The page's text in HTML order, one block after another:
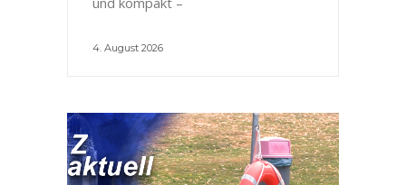
4. August 2026